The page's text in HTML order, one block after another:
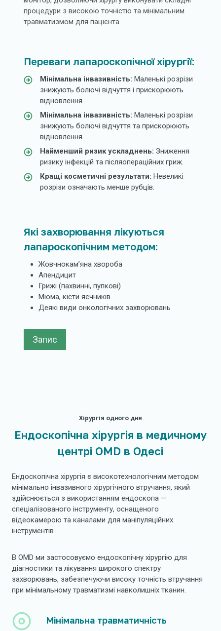
процедури з високою точністю та мінімальним
травматизмом для пацієнта.
Переваги лапароскопічної хірургії:
Мінімальна інвазивність: Маленькі розрізи
знижують болючі відчуття і прискорюють
відновлення.
Мінімальна інвазивність: Маленькі розрізи
знижують болючі відчуття та прискорюють
відновлення.
Найменший ризик ускладнень: Зниження
ризику інфекцій та післяопераційних гриж.
Кращі косметичні результати: Невеликі
розрізи означають менше рубців.
Які захворювання лікуються
лапароскопічним методом:
Жовчнокам’яна хвороба
Апендицит
Грижі (пахвинні, пупкові)
Міома, кісти яєчників
Деякі види онкологічних захворювань
Запис
Хірургія одного дня
Ендоскопічна хірургія в медичному
центрі OMD в Одесі
Ендоскопічна хірургія є високотехнологічним методом
мінімально інвазивного хірургічного втручання, який
здійснюється з використанням ендоскопа —
спеціалізованого інструменту, оснащеного
відеокамерою та каналами для маніпуляційних
інструментів.
В OMD ми застосовуємо ендоскопічну хірургію для
діагностики та лікування широкого спектру
захворювань, забезпечуючи високу точність втручання
при мінімальному травматизмі навколишніх тканин.
Мінімальна травматичність